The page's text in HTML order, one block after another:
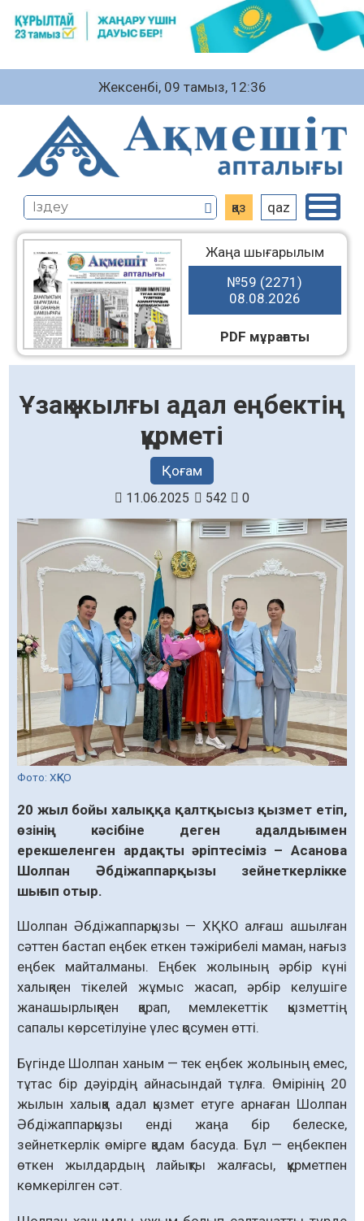
Жексенбі, 09 тамыз, 12:36
қаз qaz
Жаңа шығарылым
№59 (2271)
08.08.2026
PDF мұрағаты
Ұзақ жылғы адал еңбектің
құрметі
Қоғам
11.06.2025 542 0
Фото: ХҚКО
20 жыл бойы халыққа қалтқысыз қызмет етіп,
өзінің кәсібіне деген адалдығымен
ерекшеленген ардақты әріптесіміз – Асанова
Шолпан Әбдіжаппарқызы зейнеткерлікке
шығып отыр.
Шолпан Әбдіжаппарқызы — ХҚКО алғаш ашылған
сәттен бастап еңбек еткен тәжірибелі маман, нағыз
еңбек майталманы. Еңбек жолының әрбір күні
халықпен тікелей жұмыс жасап, әрбір келушіге
жанашырлықпен қарап, мемлекеттік қызметтің
сапалы көрсетілуіне үлес қосумен өтті.
Бүгінде Шолпан ханым — тек еңбек жолының емес,
тұтас бір дәуірдің айнасындай тұлға. Өмірінің 20
жылын халыққа адал қызмет етуге арнаған Шолпан
Әбдіжаппарқызы енді жаңа бір белеске,
зейнеткерлік өмірге қадам басуда. Бұл — еңбекпен
өткен жылдардың лайықты жалғасы, құрметпен
көмкерілген сәт.